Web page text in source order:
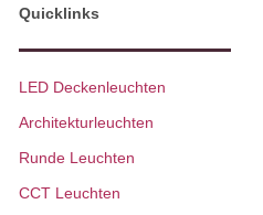
Quicklinks
LED Deckenleuchten
Architekturleuchten
Runde Leuchten
CCT Leuchten